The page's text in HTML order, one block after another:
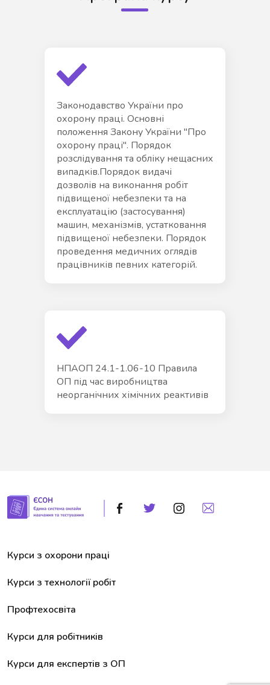
Законодавство України про
охорону праці. Основні
положення Закону України "Про
охорону праці". Порядок
розслідування та обліку нещасних
випадків.Порядок видачі
дозволів на виконання робіт
підвищеної небезпеки та на
експлуатацію (застосування)
машин, механізмів, устатковання
підвищеної небезпеки. Порядок
проведення медичних оглядів
працівників певних категорій.
НПАОП 24.1-1.06-10 Правила
ОП під час виробництва
неорганічних хімічних реактивів
Курси з охорони праці
Курси з технології робіт
Профтехосвіта
Курси для робітників
Курси для експертів з ОП